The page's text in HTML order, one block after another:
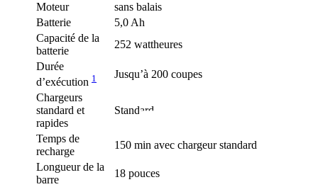
Moteur
sans balais
Batterie
5,0 Ah
Capacité de la
batterie
252 wattheures
Durée
d’exécution 1
Jusqu’à 200 coupes
Chargeurs
standard et
rapides
Standard
Temps de
recharge
150 min avec chargeur standard
Longueur de la
barre
18 pouces